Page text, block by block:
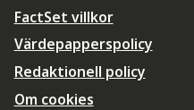
FactSet villkor
Värdepapperspolicy
Redaktionell policy
Om cookies